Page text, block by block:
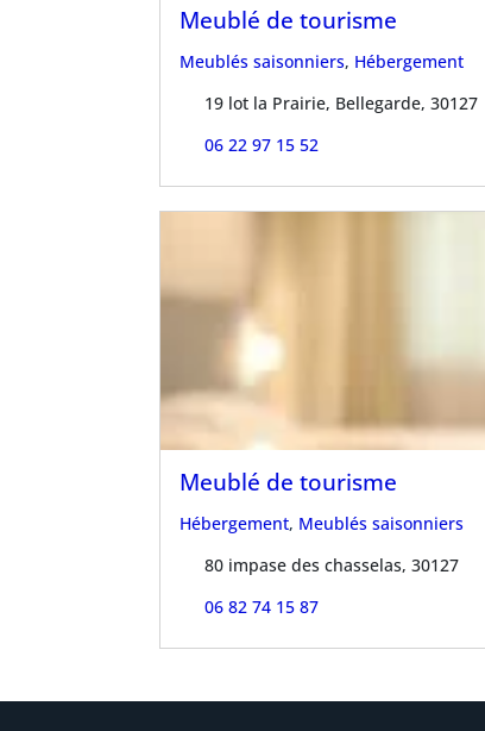
Meublé de tourisme
Meublés saisonniers, Hébergement
19 lot la Prairie, Bellegarde, 30127
06 22 97 15 52
Meublé de tourisme
Hébergement, Meublés saisonniers
80 impase des chasselas, 30127
06 82 74 15 87